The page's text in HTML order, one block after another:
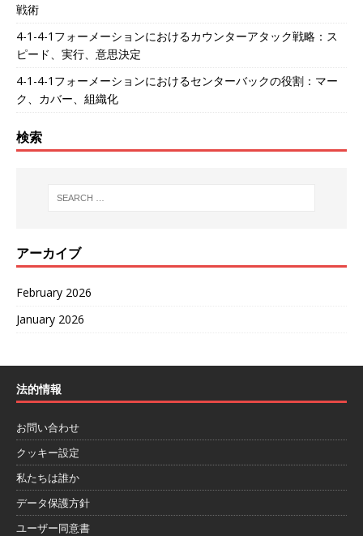
戦術
4-1-4-1フォーメーションにおけるカウンターアタック戦略：ス
ピード、実行、意思決定
4-1-4-1フォーメーションにおけるセンターバックの役割：マー
ク、カバー、組織化
検索
アーカイブ
February 2026
January 2026
法的情報
お問い合わせ
クッキー設定
私たちは誰か
データ保護方針
ユーザー同意書